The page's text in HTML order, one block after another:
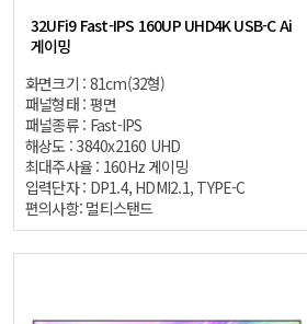
32UFi9 Fast-IPS 160UP UHD4K USB-C Ai
게이밍
화면크기 : 81cm(32형)
패널형태 : 평면
패널종류 : Fast-IPS
해상도 : 3840x2160 UHD
최대주사율 : 160Hz 게이밍
입력단자 : DP1.4, HDMI2.1, TYPE-C
편의사항: 멀티스탠드